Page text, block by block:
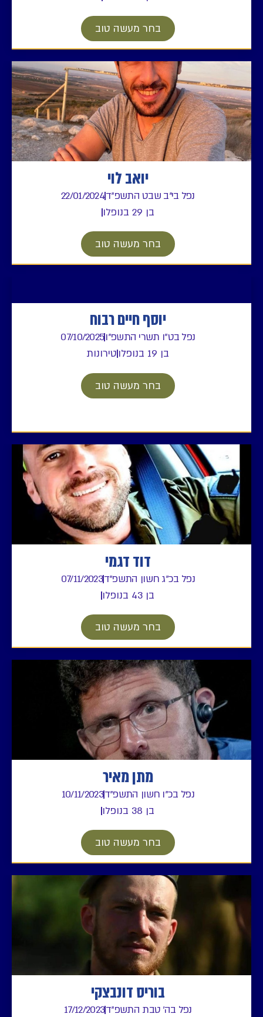
בחר מעשה טוב
יואב לוי
נפל בי"ב שבט התשפ"ד22/01/2024
בן 29 בנופלו
בחר מעשה טוב
יוסף חיים רבוח
נפל בט"ו תשרי התשפ"ו07/10/2025
בן 19 בנופלו
טירונות
בחר מעשה טוב
דוד דגמי
נפל בכ"ג חשון התשפ"ד07/11/2023
בן 43 בנופלו
בחר מעשה טוב
מתן מאיר
נפל בכ"ו חשון התשפ"ד10/11/2023
בן 38 בנופלו
בחר מעשה טוב
בוריס דונבצקי
נפל בה' טבת התשפ"ד17/12/2023